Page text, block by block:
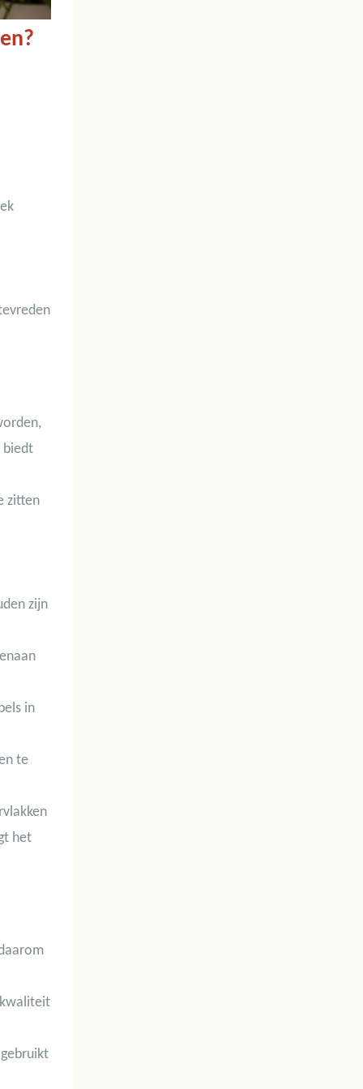
biedt
zitten
zijn
in
te
het